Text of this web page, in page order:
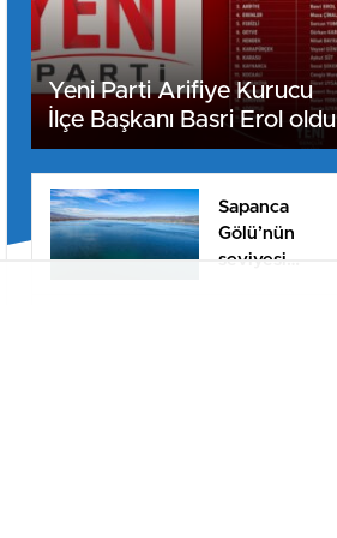
Yeni Parti Arifiye Kurucu
İlçe Başkanı Basri Erol oldu
Sapanca
Gölü’nün
seviyesi